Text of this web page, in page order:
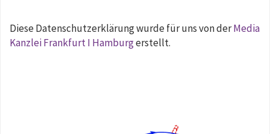
Diese Datenschutzerklärung wurde für uns von derMedia
Kanzlei Frankfurt I Hamburgerstellt.